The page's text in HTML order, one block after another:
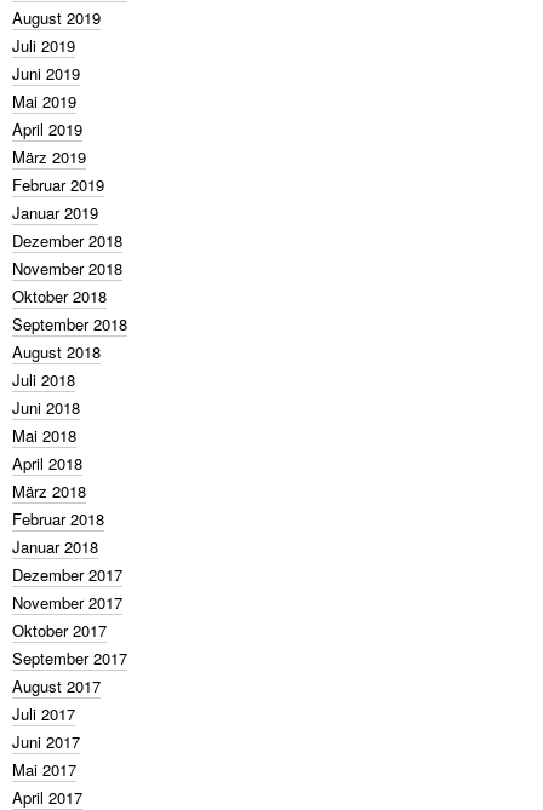
August 2019
Juli 2019
Juni 2019
Mai 2019
April 2019
März 2019
Februar 2019
Januar 2019
Dezember 2018
November 2018
Oktober 2018
September 2018
August 2018
Juli 2018
Juni 2018
Mai 2018
April 2018
März 2018
Februar 2018
Januar 2018
Dezember 2017
November 2017
Oktober 2017
September 2017
August 2017
Juli 2017
Juni 2017
Mai 2017
April 2017